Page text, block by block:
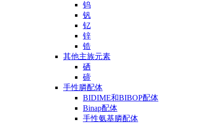
钨
钒
钇
锌
锆
其他主族元素
硒
碲
手性膦配体
BIDIME和BIBOP配体
Binap配体
手性氨基膦配体